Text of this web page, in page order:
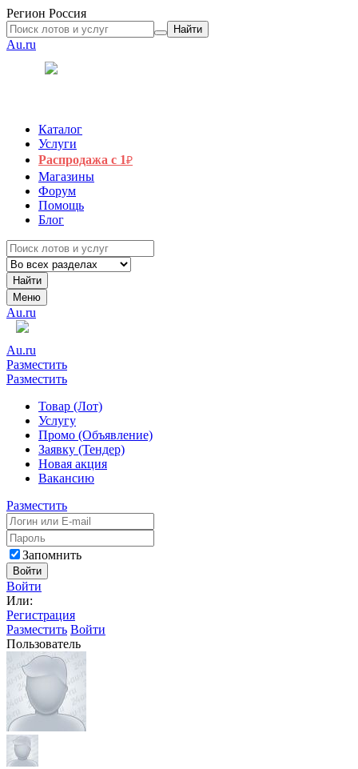
Регион Россия
Найти
Au.ru
Каталог
Услуги
Распродажа с 1₽
Магазины
Форум
Помощь
Блог
Найти
Меню
Au.ru
Au.ru
Разместить
Разместить
Товар (Лот)
Услугу
Промо (Объявление)
Заявку (Тендер)
Новая акция
Вакансию
Разместить
Запомнить
Войти
Войти
Или:
Регистрация
Разместить Войти
Пользователь